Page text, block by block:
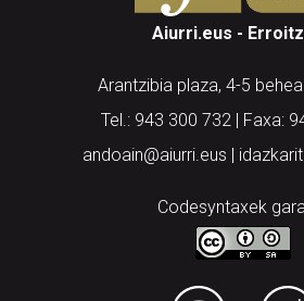
Aiurri.eus -
Arantzibia plaza, 4-5
Tel.: 943 300 732 | Faxa:
andoain@aiurri.eus |
Codesyntaxek